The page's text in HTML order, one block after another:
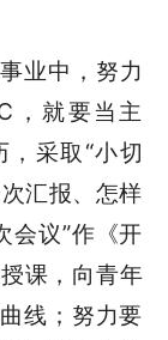
业中，努力
，就要当主
采取“小切
汇报、怎样
会议”作《开
课，向青年
线；努力要